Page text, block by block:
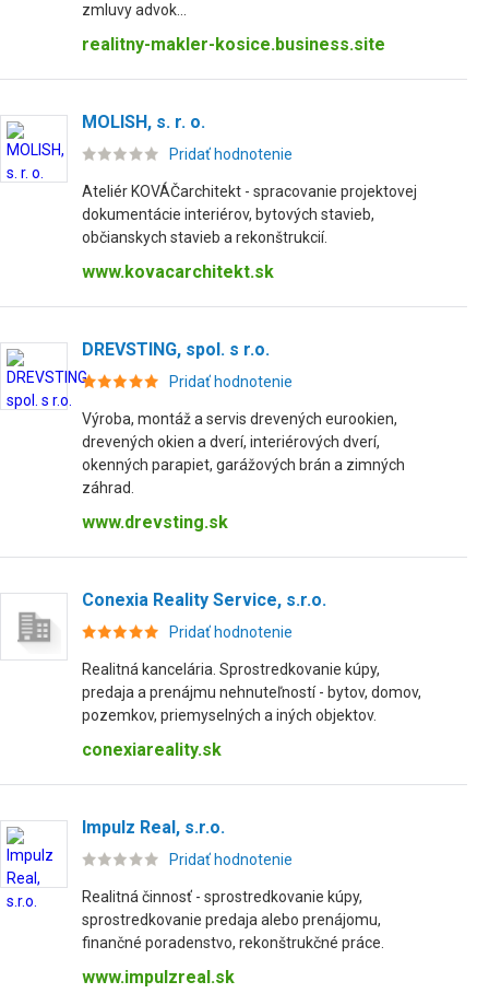
zmluvy advok...
realitny-makler-kosice.business.site
MOLISH, s. r. o.
Pridať hodnotenie
Ateliér KOVÁČarchitekt - spracovanie projektovej
dokumentácie interiérov, bytových stavieb,
občianskych stavieb a rekonštrukcií.
www.kovacarchitekt.sk
DREVSTING, spol. s r.o.
Pridať hodnotenie
Výroba, montáž a servis drevených eurookien,
drevených okien a dverí, interiérových dverí,
okenných parapiet, garážových brán a zimných
záhrad.
www.drevsting.sk
Conexia Reality Service, s.r.o.
Pridať hodnotenie
Realitná kancelária. Sprostredkovanie kúpy,
predaja a prenájmu nehnuteľností - bytov, domov,
pozemkov, priemyselných a iných objektov.
conexiareality.sk
Impulz Real, s.r.o.
Pridať hodnotenie
Realitná činnosť - sprostredkovanie kúpy,
sprostredkovanie predaja alebo prenájomu,
finančné poradenstvo, rekonštrukčné práce.
www.impulzreal.sk